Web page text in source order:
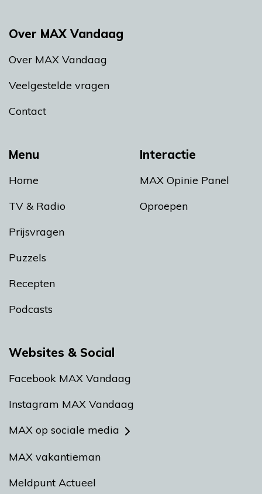
Menu
Home
TV & Radio
Prijsvragen
Puzzels
Recepten
Podcasts
Interactie
MAX Opinie Panel
Oproepen
Over MAX Vandaag
Over MAX Vandaag
Veelgestelde vragen
Contact
Websites & Social
Facebook MAX Vandaag
Instagram MAX Vandaag
MAX op sociale media
MAX vakantieman
Meldpunt Actueel